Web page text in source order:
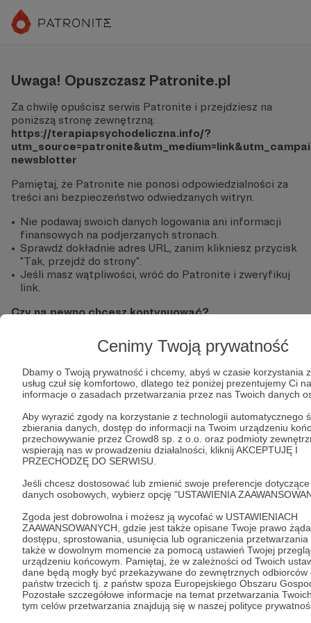
Cenimy Twoją prywatność
Dbamy o Twoją prywatność i chcemy, abyś w czasie korzystania
usług czuł się komfortowo, dlatego też poniżej prezentujemy Ci
informacje o zasadach przetwarzania przez nas Twoich danych
Aby wyrazić zgody na korzystanie z technologii automatycznego
zbierania danych, dostęp do informacji na Twoim urządzeniu
przechowywanie przez Crowd8 sp. z o.o. oraz podmioty
wspierają nas w prowadzeniu działalności, kliknij AKCEPTUJĘ I
PRZECHODZĘ DO SERWISU.
Jeśli chcesz dostosować lub zmienić swoje preferencje
danych osobowych, wybierz opcję "USTAWIENIA
Zgoda jest dobrowolna i możesz ją wycofać w USTAWIENIACH
ZAAWANSOWANYCH, gdzie jest także opisane Twoje prawo
dostępu, sprostowania, usunięcia lub ograniczenia przetwarzania
także w dowolnym momencie za pomocą ustawień Twojej
urządzeniu końcowym. Pamiętaj, że w zależności od Twoich
dane będą mogły być przekazywane do zewnętrznych odbiorców
państw trzecich tj. z państw spoza Europejskiego Obszaru
Pozostałe szczegółowe informacje na temat przetwarzania
tym celów przetwarzania znajdują się w naszej polityce
Uwaga! Opuszczasz Patronite.pl
Za chwilę opuścisz serwis Patronite i przejdziesz na
poniższą stronę zewnętrzną:
https://terapiapsychodeliczna.info/?
newsblotter
Pamiętaj, że Patronite nie ponosi odpowiedzialności za
treści ani bezpieczeństwo odwiedzanych witryn.
Nie podawaj swoich danych logowania ani informacji
finansowych na podjerzanych stronach.
Sprawdź dokładnie adres URL, zanim klikniesz przycisk
"Tak, przejdź do strony".
Jeśli masz wątpliwości, wróć do Patronite i zweryfikuj
link.
Czy na pewno chcesz kontynuować?
Tak, przejdź do strony
Pozostań na Patronite
Kategorie
O Patronite
Dodatkowe produkty
Pomoc
RegulaminPolityka prywatnościPatronite Commons
Warunki korzystania z serwisu